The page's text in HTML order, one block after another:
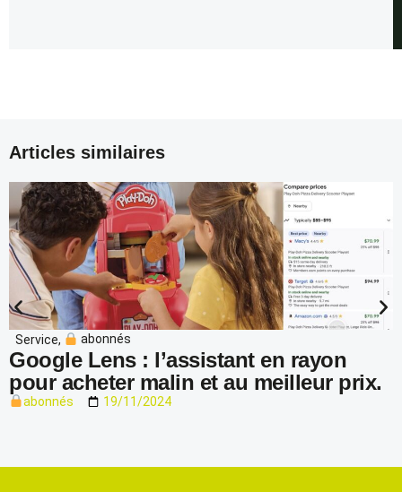
Articles similaires
Service, abonnés
Google Lens : l’assistant en rayon
pour acheter malin et au meilleur prix.
abonnés 19/11/2024